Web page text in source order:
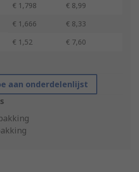
€ 1,798
€ 8,99
€ 1,666
€ 8,33
€ 1,52 € 7,60
aan onderdelenlijst